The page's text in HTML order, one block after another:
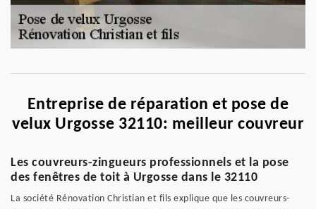
Entreprise de réparation et pose de
velux Urgosse 32110: meilleur couvreur
Les couvreurs-zingueurs professionnels et la pose
des fenêtres de toit à Urgosse dans le 32110
La société Rénovation Christian et fils explique que les couvreurs-